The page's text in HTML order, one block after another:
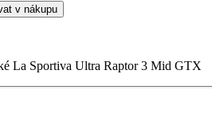
v nákupu
La Sportiva Ultra Raptor 3 Mid GTX